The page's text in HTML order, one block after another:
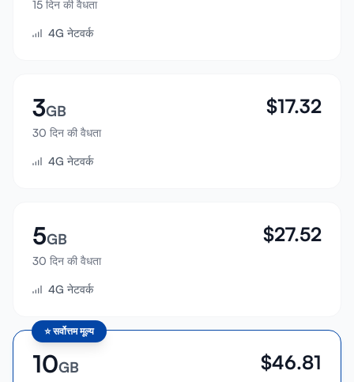
साइन इन करें
15 दिन की वैधता
4G नेटवर्क
3GB
30 दिन की वैधता
$17.32
4G नेटवर्क
5GB
30 दिन की वैधता
$27.52
4G नेटवर्क
⭐सर्वोत्तम मूल्य
10GB $46.81